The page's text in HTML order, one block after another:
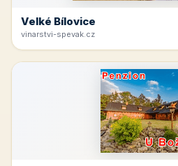
Velké Bílovice
vinarstvi-spevak.cz